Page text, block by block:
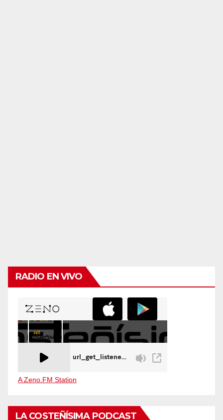
RADIO EN VIVO
A Zeno.FM Station
LA COSTEÑÍSIMA PODCAST